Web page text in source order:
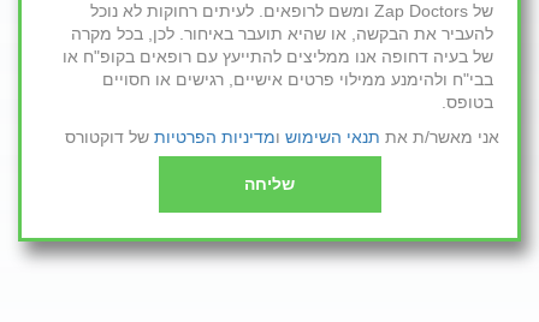
של Zap Doctors ומשם לרופאים. לעיתים רחוקות לא נוכל
להעביר את הבקשה, או שהיא תועבר באיחור. לכן, בכל מקרה
של בעיה דחופה אנו ממליצים להתייעץ עם רופאים בקופ"ח או
בבי"ח ולהימנע ממילוי פרטים אישיים, רגישים או חסויים
בטופס.
אני מאשר/ת את תנאי השימוש ומדיניות הפרטיות של דוקטורס
שליחה